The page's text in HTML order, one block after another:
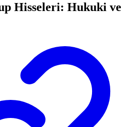
Hisseleri: Hukuki ve